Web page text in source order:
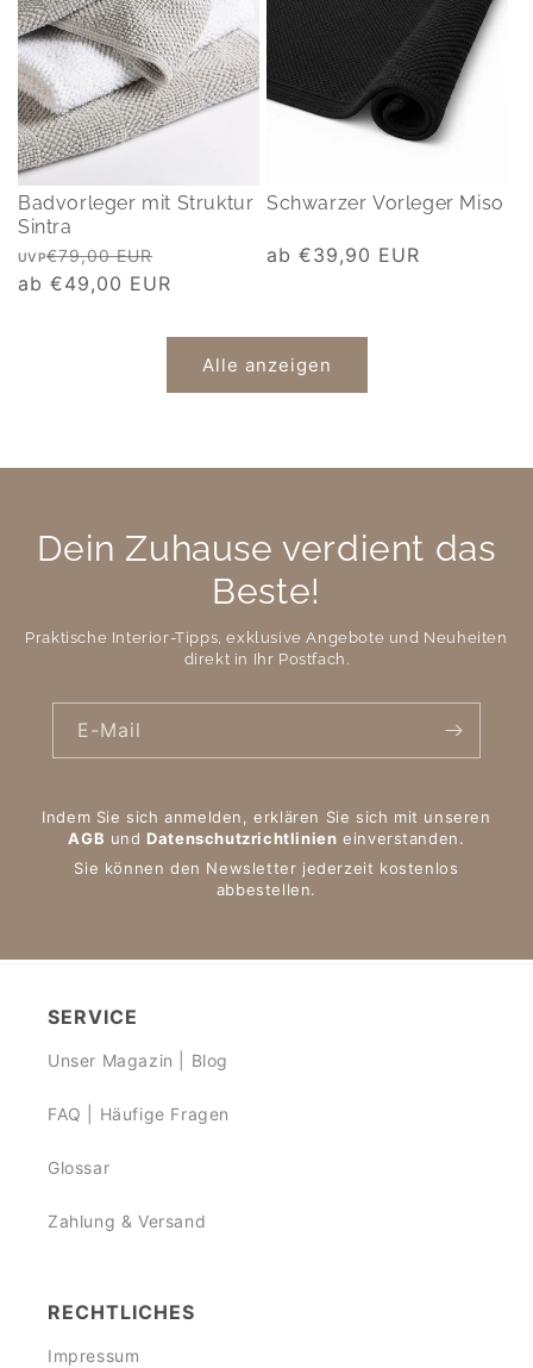
Badvorleger mit Struktur
Sintra
Normaler
Preis
UVP€79,00 EUR
Verkaufspreis
ab €49,00 EUR
Schwarzer Vorleger Miso
Normaler
ab €39,90 EUR
Alle anzeigen
Dein Zuhause verdient das
Beste!
Praktische Interior-Tipps, exklusive Angebote und Neuheiten
direkt in Ihr Postfach.
E-Mail
Indem Sie sich anmelden, erklären Sie sich mit unseren
AGB undDatenschutzrichtlinien einverstanden.
Sie können den Newsletter jederzeit kostenlos
abbestellen.
SERVICE
Unser Magazin | Blog
FAQ | Häufige Fragen
Glossar
Zahlung & Versand
RECHTLICHES
Impressum